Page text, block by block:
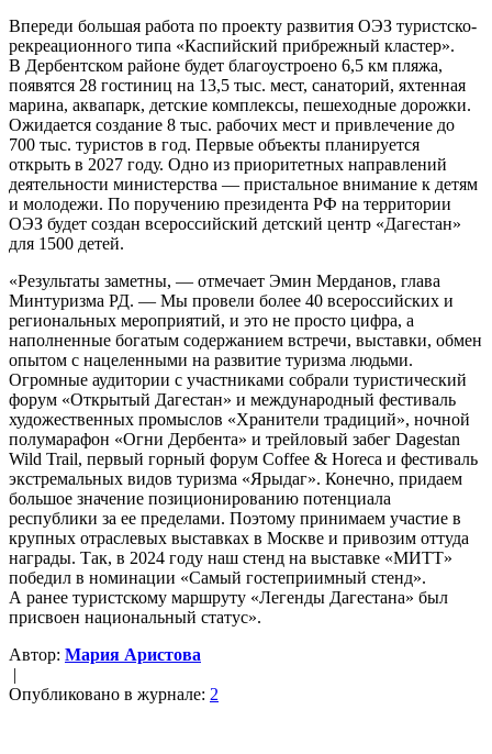
Впереди большая работа по проекту развития ОЭЗ туристско-
рекреационного типа «Каспийский прибрежный кластер».
В Дербентском районе будет благоустроено 6,5 км пляжа,
появятся 28 гостиниц на 13,5 тыс. мест, санаторий, яхтенная
марина, аквапарк, детские комплексы, пешеходные дорожки.
Ожидается создание 8 тыс. рабочих мест и привлечение до
700 тыс. туристов в год. Первые объекты планируется
открыть в 2027 году. Одно из приоритетных направлений
деятельности министерства — пристальное внимание к детям
и молодежи. По поручению президента РФ на территории
ОЭЗ будет создан всероссийский детский центр «Дагестан»
для 1500 детей.
«Результаты заметны, — отмечает Эмин Мерданов, глава
Минтуризма РД. — Мы провели более 40 всероссийских и
региональных мероприятий, и это не просто цифра, а
наполненные богатым содержанием встречи, выставки, обмен
опытом с нацеленными на развитие туризма людьми.
Огромные аудитории с участниками собрали туристический
форум «Открытый Дагестан» и международный фестиваль
художественных промыслов «Хранители традиций», ночной
полумарафон «Огни Дербента» и трейловый забег Dagestan
Wild Trail, первый горный форум Coffee & Horeca и фестиваль
экстремальных видов туризма «Ярыдаг». Конечно, придаем
большое значение позиционированию потенциала
республики за ее пределами. Поэтому принимаем участие в
крупных отраслевых выставках в Москве и привозим оттуда
награды. Так, в 2024 году наш стенд на выставке «МИТТ»
победил в номинации «Самый гостеприимный стенд».
А ранее туристскому маршруту «Легенды Дагестана» был
присвоен национальный статус».
Автор: Мария Аристова
|
Опубликовано в журнале: 2